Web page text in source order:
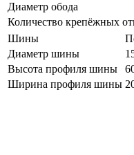
Диаметр обода
Количество крепёжных
Шины
Диаметр шины
Высота профиля шины
Ширина профиля шины